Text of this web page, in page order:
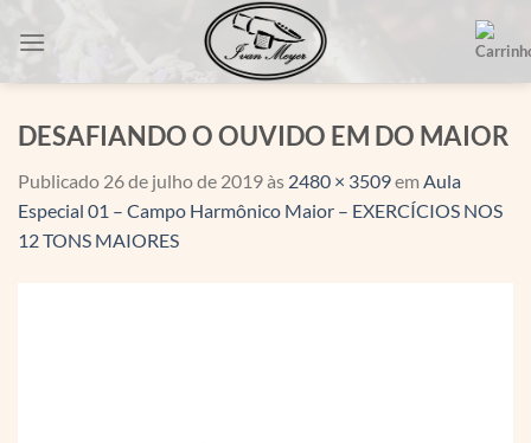
DESAFIANDO O OUVIDO EM DO MAIOR
Publicado 26 de julho de 2019às 2480 × 3509em Aula
Especial 01 – Campo Harmônico Maior – EXERCÍCIOS NOS
12 TONS MAIORES